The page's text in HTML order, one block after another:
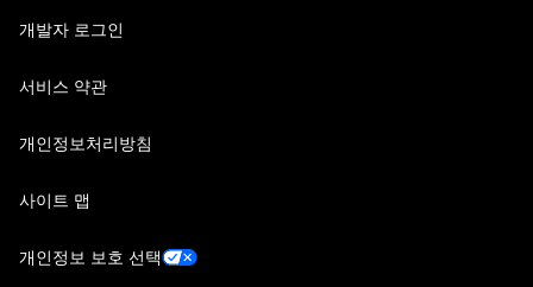
개발자 로그인
서비스 약관
개인정보처리방침
사이트 맵
개인정보 보호 선택